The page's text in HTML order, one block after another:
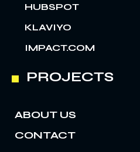
HUBSPOT
KLAVIYO
IMPACT.COM
PROJECTS
ABOUT US
CONTACT